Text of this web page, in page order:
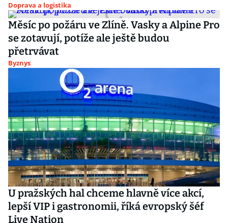
Doprava a logistika
Měsíc po požáru ve Zlíně. Vasky a Alpine Pro
se zotavují, potíže ale ještě budou
přetrvávat
Byznys
U pražských hal chceme hlavně více akcí,
lepší VIP i gastronomii, říká evropský šéf
Live Nation